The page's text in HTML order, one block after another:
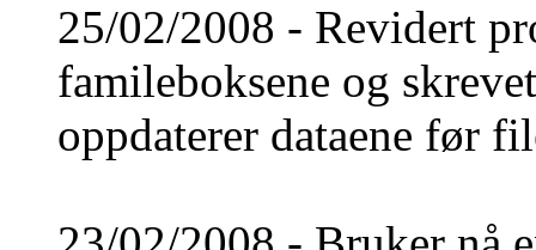
25/02/2008 - Revidert
famileboksene og
oppdaterer dataene før